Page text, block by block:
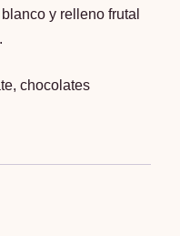
y relleno frutal
,chocolates